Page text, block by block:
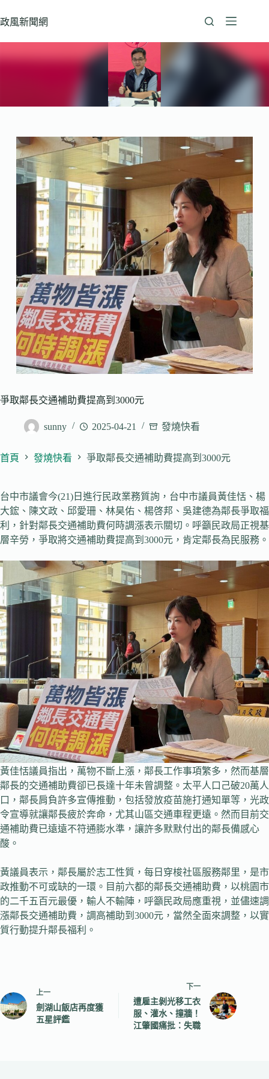
至
政風新聞網
爭取鄰長交通補助費提高到3000元
sunny 2025-04-21 發燒快看
首頁 發燒快看 爭取鄰長交通補助費提高到3000元
台中市議會今(21)日進行民政業務質詢，台中市議員黃佳恬、楊
大鋐、陳文政、邱愛珊、林昊佑、楊啓邦、吳建德為鄰長爭取福
利，針對鄰長交通補助費何時調漲表示關切。呼籲民政局正視基
層辛勞，爭取將交通補助費提高到3000元，肯定鄰長為民服務。
黃佳恬議員指出，萬物不斷上漲，鄰長工作事項繁多，然而基層
鄰長的交通補助費卻已長達十年未曾調整。太平人口己破20萬人
口，鄰長肩負許多宣傳推動，包括發放疫苗施打通知單等，光政
令宣導就讓鄰長疲於奔命，尤其山區交通車程更遠。然而目前交
通補助費已遠遠不符通膨水準，讓許多默默付出的鄰長備感心
酸。
黃議員表示，鄰長屬於志工性質，每日穿梭社區服務鄰里，是市
政推動不可或缺的一環。目前六都的鄰長交通補助費，以桃園市
的二千五百元最優，輸人不輸陣，呼籲民政局應重視，並儘速調
漲鄰長交通補助費，調高補助到3000元，當然全面來調整，以實
質行動提升鄰長福利。
上一
劍湖山飯店再度獲
五星評鑑
下一
遭雇主剝光移工衣
服、灌水、撞牆！
江肇國痛批：失職